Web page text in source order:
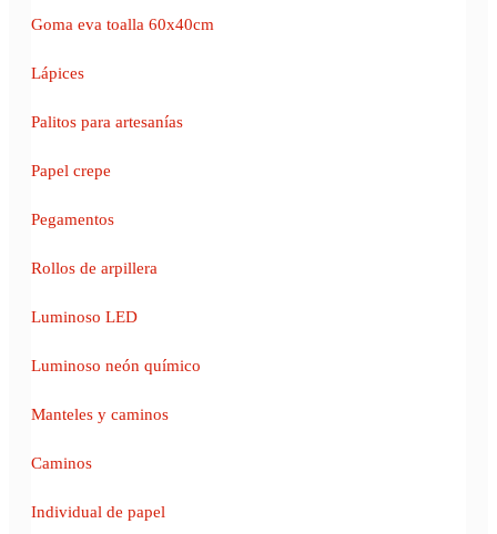
Goma eva toalla 60x40cm
Lápices
Palitos para artesanías
Papel crepe
Pegamentos
Rollos de arpillera
Luminoso LED
Luminoso neón químico
Manteles y caminos
Caminos
Individual de papel